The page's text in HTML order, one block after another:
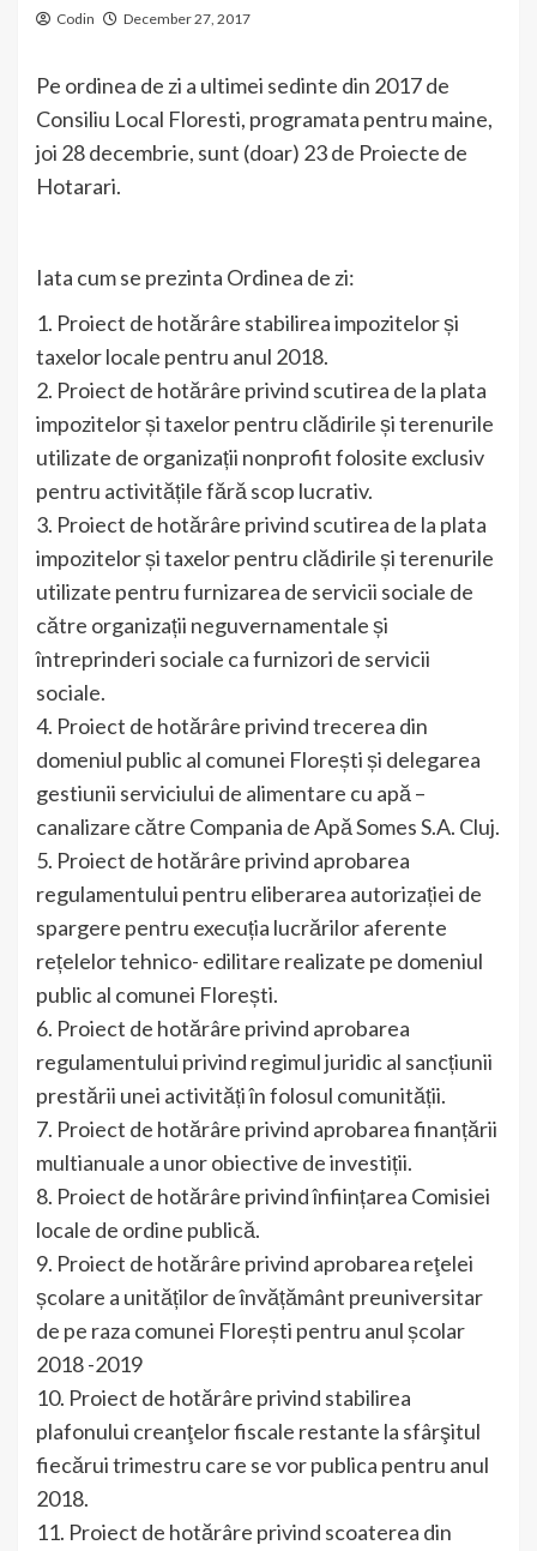
Codin December 27, 2017
Pe ordinea de zi a ultimei sedinte din 2017 de
Consiliu Local Floresti, programata pentru maine,
joi 28 decembrie, sunt (doar) 23 de Proiecte de
Hotarari.
Iata cum se prezinta Ordinea de zi:
1. Proiect de hotărâre stabilirea impozitelor și
taxelor locale pentru anul 2018.
2. Proiect de hotărâre privind scutirea de la plata
impozitelor și taxelor pentru clădirile și terenurile
utilizate de organizații nonprofit folosite exclusiv
pentru activitățile fără scop lucrativ.
3. Proiect de hotărâre privind scutirea de la plata
impozitelor și taxelor pentru clădirile și terenurile
utilizate pentru furnizarea de servicii sociale de
către organizații neguvernamentale și
întreprinderi sociale ca furnizori de servicii
sociale.
4. Proiect de hotărâre privind trecerea din
domeniul public al comunei Florești și delegarea
gestiunii serviciului de alimentare cu apă –
canalizare către Compania de Apă Somes S.A. Cluj.
5. Proiect de hotărâre privind aprobarea
regulamentului pentru eliberarea autorizației de
spargere pentru execuția lucrărilor aferente
rețelelor tehnico- edilitare realizate pe domeniul
public al comunei Florești.
6. Proiect de hotărâre privind aprobarea
regulamentului privind regimul juridic al sancțiunii
prestării unei activități în folosul comunității.
7. Proiect de hotărâre privind aprobarea finanțării
multianuale a unor obiective de investiții.
8. Proiect de hotărâre privind înființarea Comisiei
locale de ordine publică.
9. Proiect de hotărâre privind aprobarea reţelei
școlare a unităților de învățământ preuniversitar
de pe raza comunei Florești pentru anul școlar
2018 -2019
10. Proiect de hotărâre privind stabilirea
plafonului creanţelor fiscale restante la sfârşitul
fiecărui trimestru care se vor publica pentru anul
2018.
11. Proiect de hotărâre privind scoaterea din